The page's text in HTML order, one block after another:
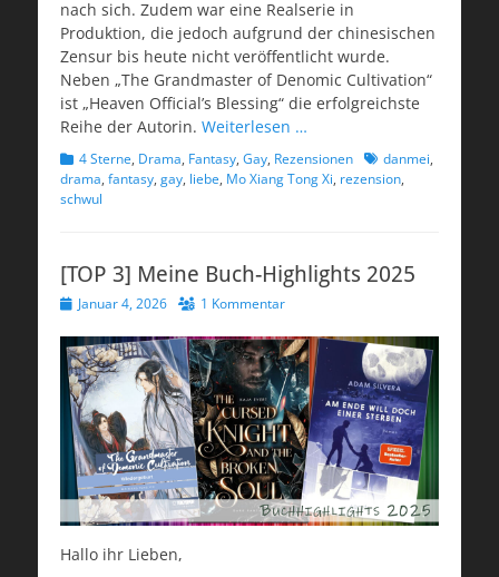
nach sich. Zudem war eine Realserie in
Produktion, die jedoch aufgrund der chinesischen
Zensur bis heute nicht veröffentlicht wurde.
Neben „The Grandmaster of Denomic Cultivation“
ist „Heaven Official’s Blessing“ die erfolgreichste
Reihe der Autorin. Weiterlesen …
Kategorien
4 Sterne, Drama, Fantasy, Gay, Rezensionen Schlagworte
danmei,
drama, fantasy, gay, liebe, Mo Xiang Tong Xi, rezension,
schwul
[TOP 3] Meine Buch-Highlights 2025
Veröffentlicht
Januar 4, 2026 1 Kommentar
Hallo ihr Lieben,